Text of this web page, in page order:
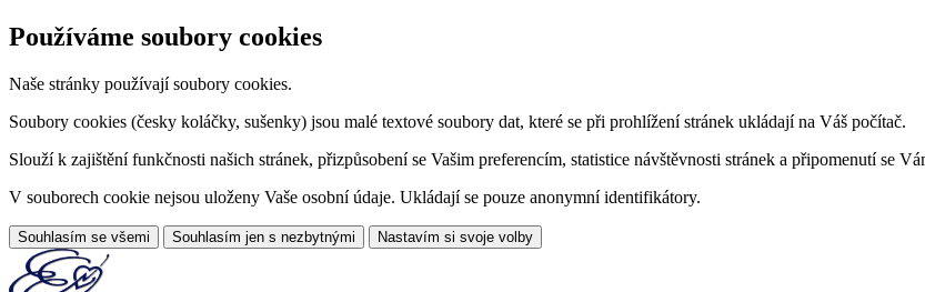
Používáme soubory cookies
Naše stránky používají soubory cookies.
Soubory cookies (česky koláčky, sušenky) jsou malé textové soubory dat, které se při prohlížení stránek ukládají na Váš počítač.
Slouží k zajištění funkčnosti našich stránek, přizpůsobení se Vašim preferencím, statistice návštěvnosti stránek a připomenutí se
V souborech cookie nejsou uloženy Vaše osobní údaje. Ukládají se pouze anonymní identifikátory.
Souhlasím se všemi Souhlasím jen s nezbytnými Nastavím si svoje volby